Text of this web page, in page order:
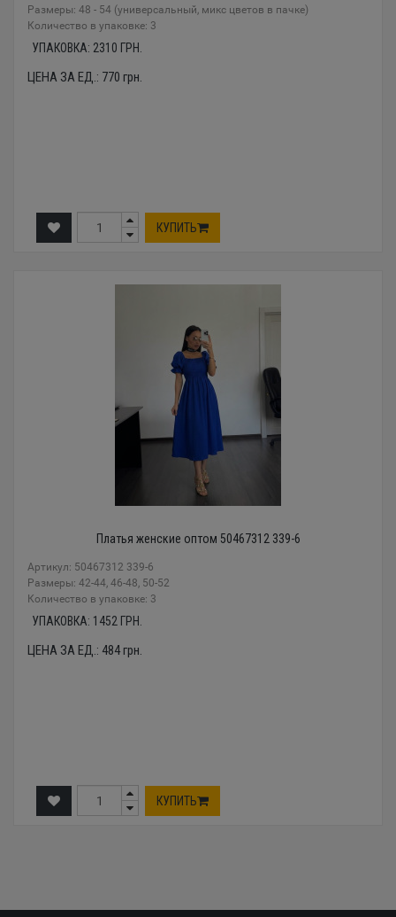
Размеры: 48 - 54 (универсальный, микс цветов в пачке)
Количество в упаковке: 3
УПАКОВКА: 2310 ГРН.
ЦЕНА ЗА ЕД.: 770 грн.
КУПИТЬ
Платья женские оптом 50467312 339-6
Артикул: 50467312 339-6
Размеры: 42-44, 46-48, 50-52
Количество в упаковке: 3
УПАКОВКА: 1452 ГРН.
ЦЕНА ЗА ЕД.: 484грн.
КУПИТЬ